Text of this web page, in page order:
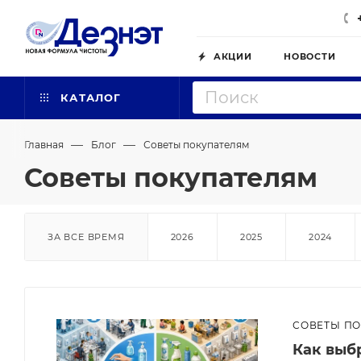
АКЦИИ НОВОСТИ
КАТАЛОГ
Главная — Блог — Советы покупателям
Советы покупателям
ЗА ВСЕ ВРЕМЯ 2026 2025 2024
СОВЕТЫ
Как